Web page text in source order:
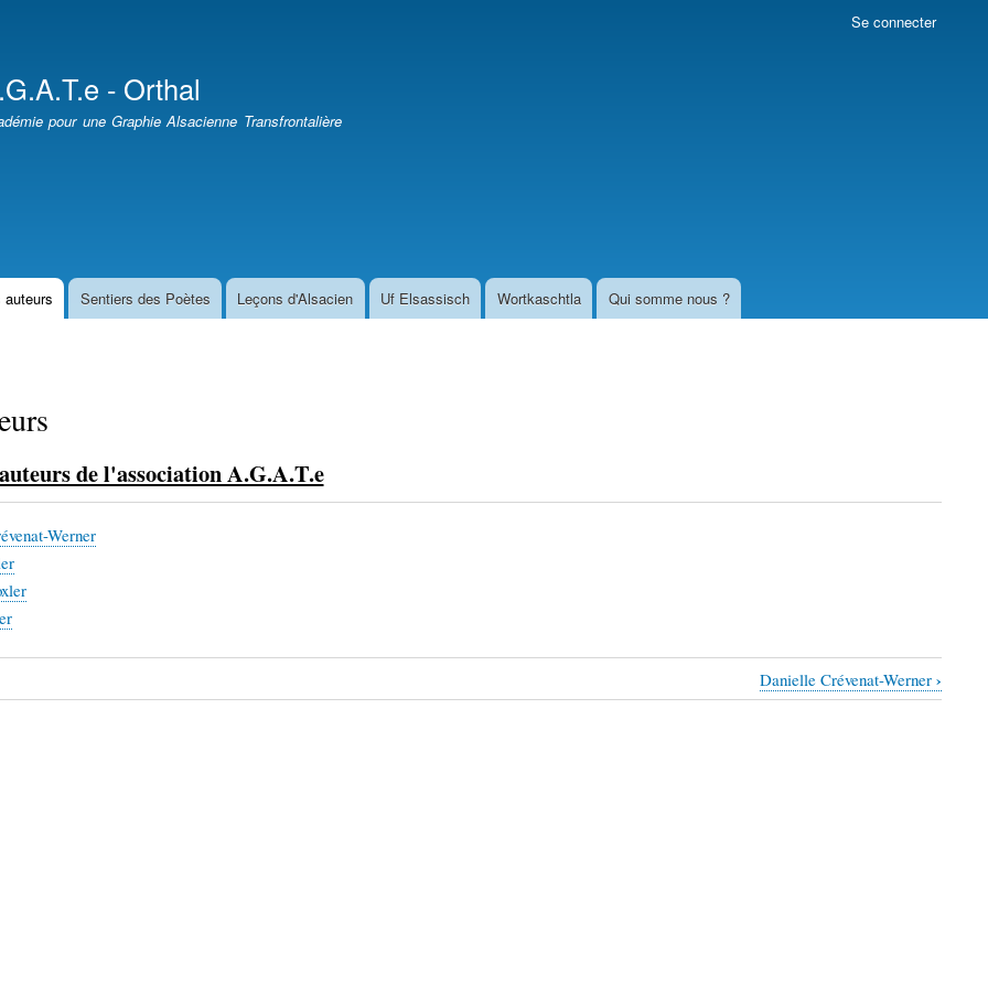
Se connecter
- Orthal
pour une Graphie Alsacienne Transfrontalière
auteurs Sentiers des Poètes Leçons d'Alsacien Uf Elsassisch Wortkaschtla Qui somme nous ?
de l'association A.G.A.T.e
Werner
Danielle Crévenat-Werner ›